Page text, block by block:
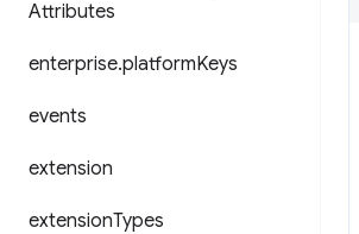
Attributes
enterprise.platformKeys
events
extension
extensionTypes